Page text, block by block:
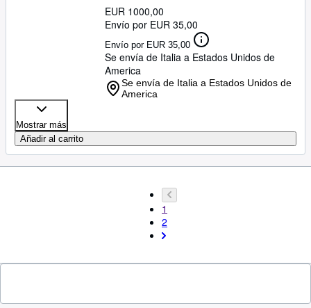
EUR 1000,00
Envío por EUR 35,00
Envío por EUR 35,00
Se envía de Italia a Estados Unidos de
America
Se envía de Italia a Estados Unidos de
America
Mostrar más
Añadir al carrito
1
2